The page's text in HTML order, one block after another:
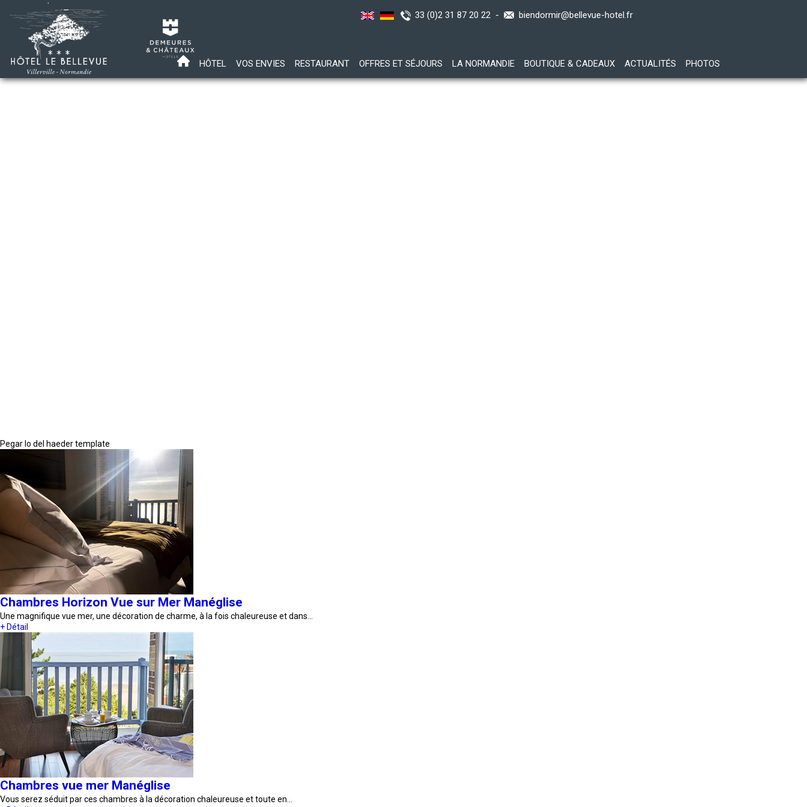
biendormir@bellevue-hotel.fr
33 (0)2 31 87 20 22 -
HÔTEL VOS ENVIES RESTAURANT OFFRES ET SÉJOURS LA NORMANDIE BOUTIQUE & CADEAUX ACTUALITÉS PHOTOS
Pegar lo del haeder template
Chambres Horizon Vue sur Mer Manéglise
Une magnifique vue mer, une décoration de charme, à la fois chaleureuse et dans…
+ Détail
Chambres vue mer Manéglise
Vous serez séduit par ces chambres à la décoration chaleureuse et toute en…